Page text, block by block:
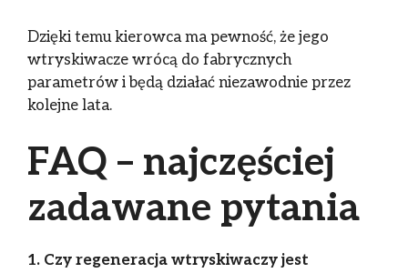
Dzięki temu kierowca ma pewność, że jego
wtryskiwacze wrócą do fabrycznych
parametrów i będą działać niezawodnie przez
kolejne lata.
FAQ – najczęściej
zadawane pytania
1. Czy regeneracja wtryskiwaczy jest